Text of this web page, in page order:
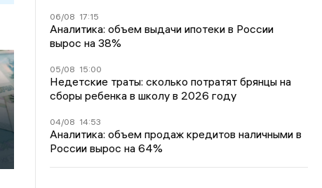
06/08 17:15
Аналитика: объем выдачи ипотеки в России
вырос на 38%
05/08 15:00
Недетские траты: сколько потратят брянцы на
сборы ребенка в школу в 2026 году
04/08 14:53
Аналитика: объем продаж кредитов наличными в
России вырос на 64%